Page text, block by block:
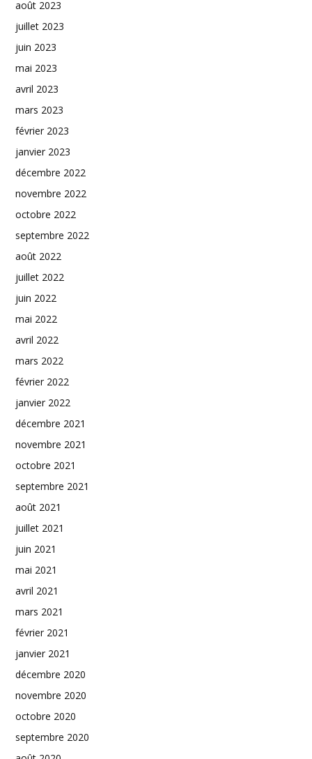
août 2023
juillet 2023
juin 2023
mai 2023
avril 2023
mars 2023
février 2023
janvier 2023
décembre 2022
novembre 2022
octobre 2022
septembre 2022
août 2022
juillet 2022
juin 2022
mai 2022
avril 2022
mars 2022
février 2022
janvier 2022
décembre 2021
novembre 2021
octobre 2021
septembre 2021
août 2021
juillet 2021
juin 2021
mai 2021
avril 2021
mars 2021
février 2021
janvier 2021
décembre 2020
novembre 2020
octobre 2020
septembre 2020